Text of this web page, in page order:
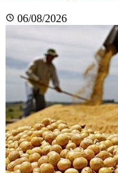
06/08/2026